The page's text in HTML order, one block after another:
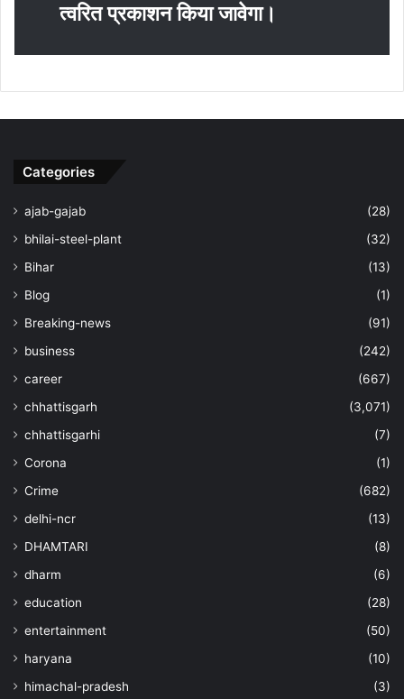
त्‍वरित प्रकाशन किया जावेगा।
Categories
ajab-gajab
(28)
bhilai-steel-plant
(32)
Bihar
(13)
Blog
(1)
Breaking-news
(91)
business
(242)
career
(667)
chhattisgarh
(3,071)
chhattisgarhi
(7)
Corona
(1)
Crime
(682)
delhi-ncr
(13)
DHAMTARI
(8)
dharm
(6)
education
(28)
entertainment
(50)
haryana
(10)
himachal-pradesh
(3)